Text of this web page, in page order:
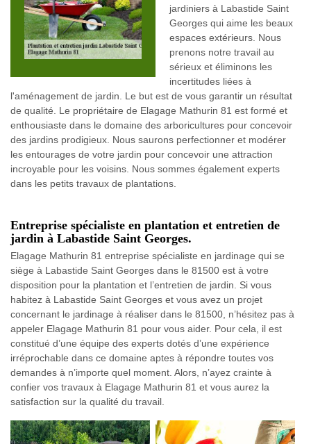
jardiniers à Labastide Saint
Georges qui aime les beaux
espaces extérieurs. Nous
prenons notre travail au
sérieux et éliminons les
incertitudes liées à
l'aménagement de jardin. Le but est de vous garantir un résultat
de qualité. Le propriétaire de Elagage Mathurin 81 est formé et
enthousiaste dans le domaine des arboricultures pour concevoir
des jardins prodigieux. Nous saurons perfectionner et modérer
les entourages de votre jardin pour concevoir une attraction
incroyable pour les voisins. Nous sommes également experts
dans les petits travaux de plantations.
Entreprise spécialiste en plantation et entretien de
jardin à Labastide Saint Georges.
Elagage Mathurin 81 entreprise spécialiste en jardinage qui se
siège à Labastide Saint Georges dans le 81500 est à votre
disposition pour la plantation et l’entretien de jardin. Si vous
habitez à Labastide Saint Georges et vous avez un projet
concernant le jardinage à réaliser dans le 81500, n’hésitez pas à
appeler Elagage Mathurin 81 pour vous aider. Pour cela, il est
constitué d’une équipe des experts dotés d’une expérience
irréprochable dans ce domaine aptes à répondre toutes vos
demandes à n’importe quel moment. Alors, n’ayez crainte à
confier vos travaux à Elagage Mathurin 81 et vous aurez la
satisfaction sur la qualité du travail.